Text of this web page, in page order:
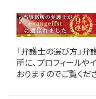
「弁護士の選び方」
所に、プロフィール
おりますのでご覧くだ